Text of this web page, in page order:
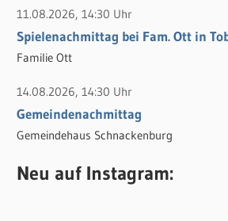
11.08.2026, 14:30 Uhr
Spielenachmittag bei Fam. Ott in
Familie Ott
14.08.2026, 14:30 Uhr
Gemeindenachmittag
Gemeindehaus Schnackenburg
Neu auf Instagram: